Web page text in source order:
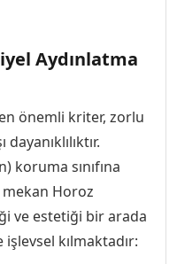
Aydınlatma
önemli kriter, zorlu
koruma sınıfına
Horoz
ve estetiği bir arada
kılmaktadır: